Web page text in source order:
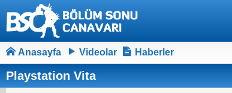
Anasayfa Videolar Haberler
Playstation Vita